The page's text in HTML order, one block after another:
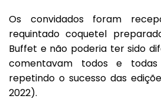
Os convidados foram
requintado coquetel
Buffet e não poderia ter sido
comentavam todos e
repetindo o sucesso das
2022).